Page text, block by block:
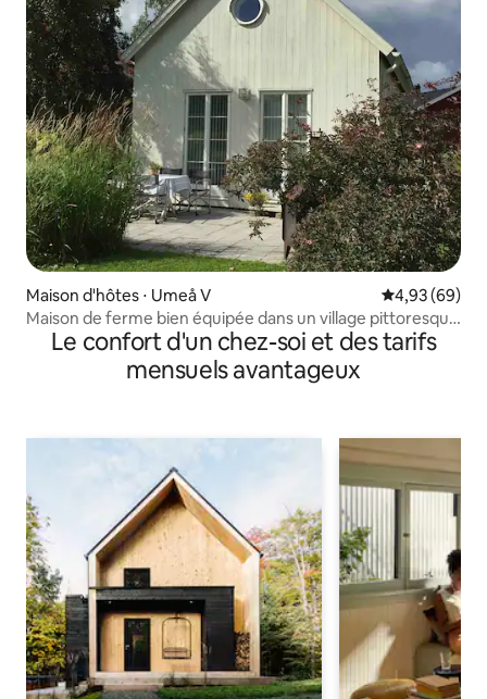
Maison d'hôtes ⋅ Umeå V Évaluation
4,93 (69)
Maison de ferme bien équipée dans un village pittoresque
à 15 km d'Umeå
Le confort d'un chez-soi et des tarifs
mensuels avantageux